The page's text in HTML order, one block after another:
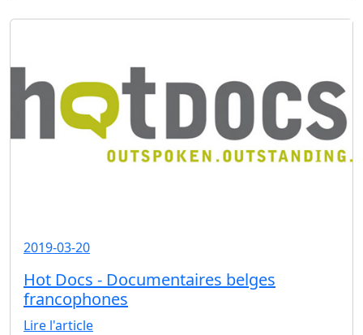
2019-03-20
Hot Docs - Documentaires belges
francophones
Lire l'article